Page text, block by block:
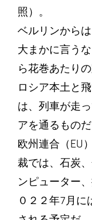
照）。
ベルリンから
大まかに言う
ら花巻あたり
ロシア本土と
は、列車が走
アを通るもの
欧州連合（EU
裁では、石炭
ンピューター
０２２年7月に